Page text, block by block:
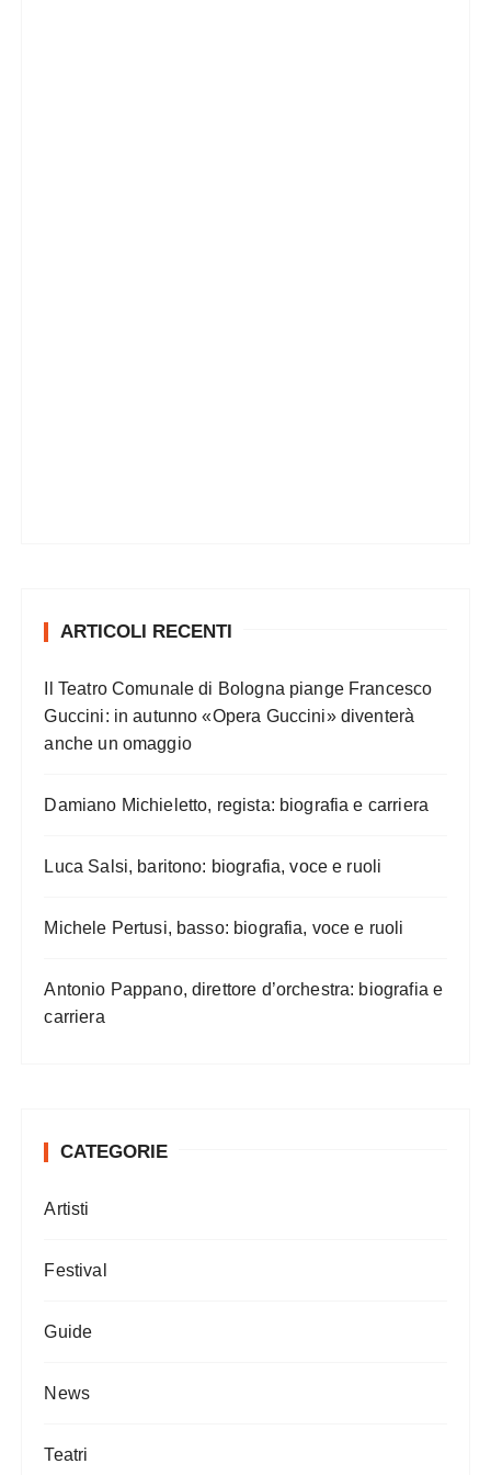
ARTICOLI RECENTI
Il Teatro Comunale di Bologna piange Francesco
Guccini: in autunno «Opera Guccini» diventerà
anche un omaggio
Damiano Michieletto, regista: biografia e carriera
Luca Salsi, baritono: biografia, voce e ruoli
Michele Pertusi, basso: biografia, voce e ruoli
Antonio Pappano, direttore d’orchestra: biografia e
carriera
CATEGORIE
Artisti
Festival
Guide
News
Teatri